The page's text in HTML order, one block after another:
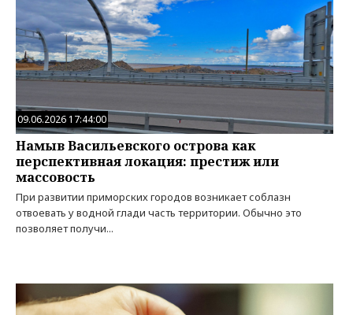
09.06.2026 17:44:00
Намыв Васильевского острова как
перспективная локация: престиж или
массовость
При развитии приморских городов возникает соблазн
отвоевать у водной глади часть территории. Обычно это
позволяет получи...